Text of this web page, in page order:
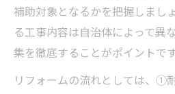
補助対象となるかを把握しまし
る工事内容は自治体によって異
集を徹底することがポイントです
リフォームの流れとしては、①